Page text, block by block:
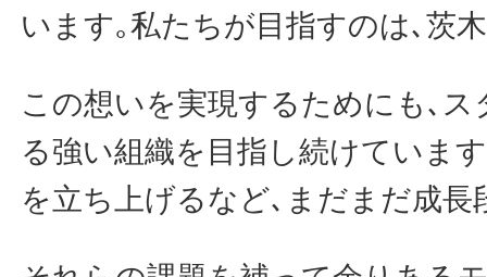
います｡私たちが目指すのは､茨
この想いを実現するためにも､
る強い組織を目指し続けていま
を立ち上げるなど､まだまだ成